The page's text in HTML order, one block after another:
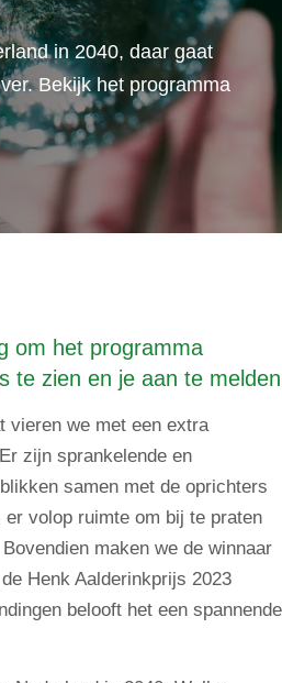
in 2040, daar gaat
Bekijk het programma
om het programma
te zien en je aan te melden
vieren we met een extra
zijn sprankelende en
samen met de oprichters
volop ruimte om bij te praten
maken we de winnaar
Henk Aalderinkprijs 2023
belooft het een spannende